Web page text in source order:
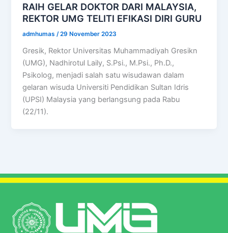
RAIH GELAR DOKTOR DARI MALAYSIA,
REKTOR UMG TELITI EFIKASI DIRI GURU
admhumas/29 November 2023
Gresik, Rektor Universitas Muhammadiyah Gresikn
(UMG), Nadhirotul Laily, S.Psi., M.Psi., Ph.D.,
Psikolog, menjadi salah satu wisudawan dalam
gelaran wisuda Universiti Pendidikan Sultan Idris
(UPSI) Malaysia yang berlangsung pada Rabu
(22/11).